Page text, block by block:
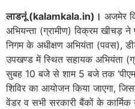
लाडनूं (kalamkala.in)। अजमेर
अभियन्ता (ग्रामीण) विक्रम खीचड़ ने
निगम के अधीक्षण अभियंता (पवस),
उपखण्ड में स्थित सहायक अभियंता
सुबह 10 बजे से शाम 5 बजे तक ‘पीएम
शिविर का आयोजन किया जाएगा,
वेंडर व सभी सरकारी बैंकों के